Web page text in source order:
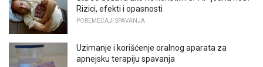
Rizici, efekti i opasnosti
POREMEĆAJI SPAVANJA
Uzimanje i korišćenje oralnog aparata za
apnejsku terapiju spavanja